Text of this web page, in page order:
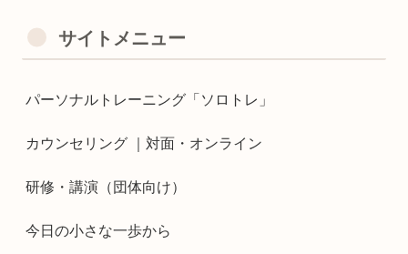
サイトメニュー
パーソナルトレーニング「ソロトレ」
カウンセリング ｜対面・オンライン
研修・講演（団体向け）
今日の小さな一歩から